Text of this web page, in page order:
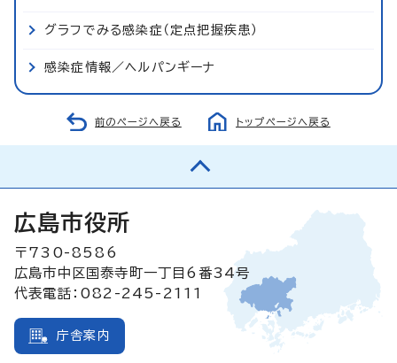
グラフでみる感染症（定点把握疾患）
感染症情報／ヘルパンギーナ
前のページへ戻る トップページへ戻る
広島市役所
〒730-8586
広島市中区国泰寺町一丁目6番34号
代表電話：082-245-2111
庁舎案内